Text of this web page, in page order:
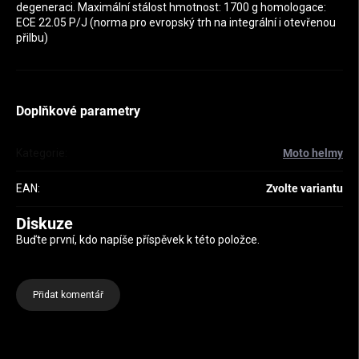
degeneraci. Maximální stálost hmotnost: 1700 g homologace:
ECE 22.05 P/J (norma pro evropský trh na integrální i otevřenou
přilbu)
Doplňkové parametry
Moto helmy
EAN: Zvolte variantu
Diskuze
Buďte první, kdo napíše příspěvek k této položce.
Přidat komentář